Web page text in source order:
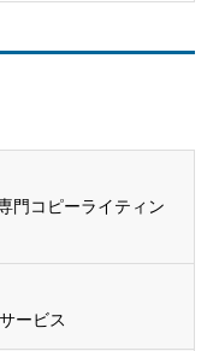
門コピーライティン
ービス